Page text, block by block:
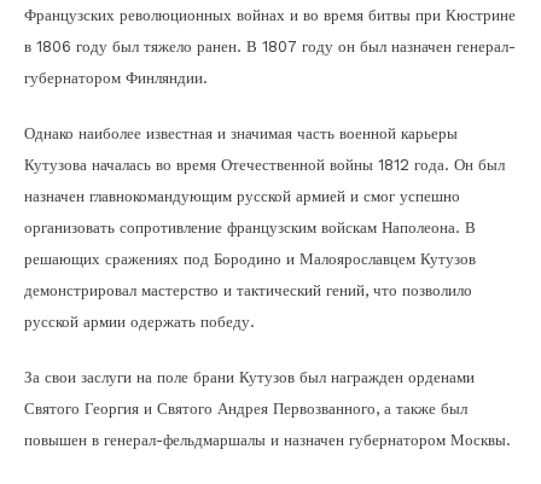
Французских революционных войнах и во время битвы при Кюстрине
в 1806 году был тяжело ранен. В 1807 году он был назначен генерал-
губернатором Финляндии.
Однако наиболее известная и значимая часть военной карьеры
Кутузова началась во время Отечественной войны 1812 года. Он был
назначен главнокомандующим русской армией и смог успешно
организовать сопротивление французским войскам Наполеона. В
решающих сражениях под Бородино и Малоярославцем Кутузов
демонстрировал мастерство и тактический гений, что позволило
русской армии одержать победу.
За свои заслуги на поле брани Кутузов был награжден орденами
Святого Георгия и Святого Андрея Первозванного, а также был
повышен в генерал-фельдмаршалы и назначен губернатором Москвы.